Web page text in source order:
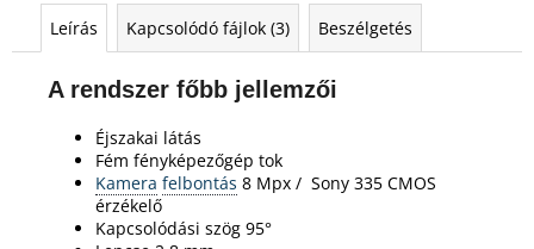
Leírás Kapcsolódó fájlok (3) Beszélgetés
A rendszer főbb jellemzői
Éjszakai látás
Fém fényképezőgép tok
Kamera felbontás 8 Mpx / Sony 335 CMOS
érzékelő
Kapcsolódási szög 95°